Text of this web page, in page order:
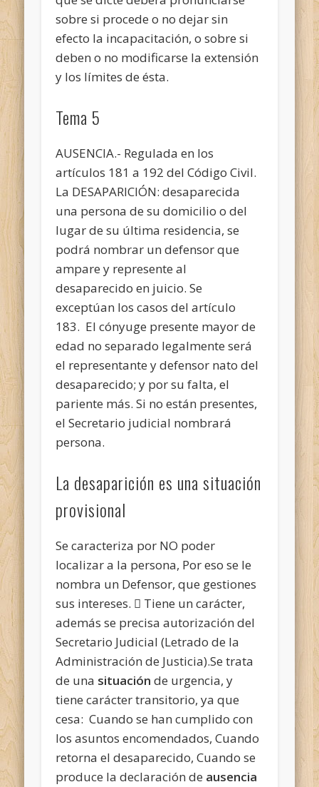
sobre si procede o no dejar sin
efecto la incapacitación, o sobre si
deben o no modificarse la extensión
y los límites de ésta.
Tema 5
AUSENCIA.- Regulada en los
artículos 181 a 192 del Código Civil.
La DESAPARICIÓN: desaparecida
una persona de su domicilio o del
lugar de su última residencia, se
podrá nombrar un defensor que
ampare y represente al
desaparecido en juicio. Se
exceptúan los casos del artículo
183. El cónyuge presente mayor de
edad no separado legalmente será
el representante y defensor nato del
desaparecido; y por su falta, el
pariente más. Si no están presentes,
el Secretario judicial nombrará
persona.
La desaparición es una situación
provisional
Se caracteriza por NO poder
localizar a la persona, Por eso se le
nombra un Defensor, que gestiones
sus intereses.  Tiene un carácter,
además se precisa autorización del
Secretario Judicial (Letrado de la
Administración de Justicia).Se trata
de una situación de urgencia, y
tiene carácter transitorio, ya que
cesa: Cuando se han cumplido con
los asuntos encomendados, Cuando
retorna el desaparecido, Cuando se
produce la declaración de ausencia